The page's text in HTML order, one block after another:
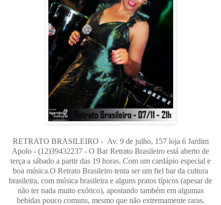
RETRATO BRASILEIRO - Av. 9 de julho, 157 loja 6 Jardim
Apolo - (12)39432237 - O Bar Retrato Brasileiro está aberto de
terça a sábado a partir das 19 horas. Com um cardápio especial e
boa música.O Retrato Brasileiro tenta ser um fiel bar da cultura
brasileira, com música brasileira e alguns pratos típicos (apesar de
não ter nada muito exótico), apostando também em algumas
bebidas pouco comuns, mesmo que não extremamente raras.